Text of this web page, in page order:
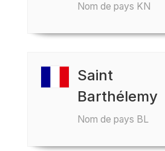
Nom de pays KN
Saint
Barthélemy
Nom de pays BL